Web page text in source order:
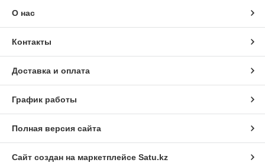
О нас
Контакты
Доставка и оплата
График работы
Полная версия сайта
Сайт создан на маркетплейсе Satu.kz